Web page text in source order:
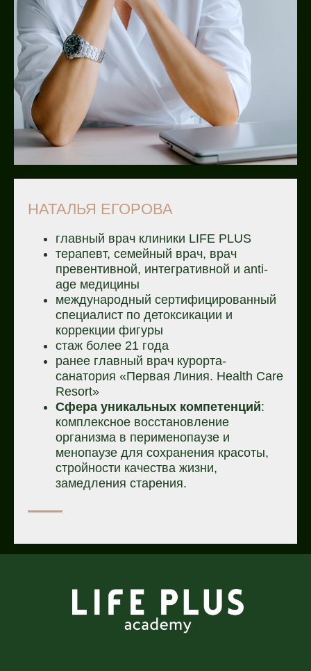
НАТАЛЬЯ ЕГОРОВА
главный врач клиники LIFE PLUS
терапевт, семейный врач, врач
превентивной, интегративной и anti-
age медицины
международный сертифицированный
специалист по детоксикации и
коррекции фигуры
стаж более 21 года
ранее главный врач курорта-
санатория «Первая Линия. Health Care
Resort»
Сфера уникальных компетенций:
комплексное восстановление
организма в перименопаузе и
менопаузе для сохранения красоты,
стройности качества жизни,
замедления старения.